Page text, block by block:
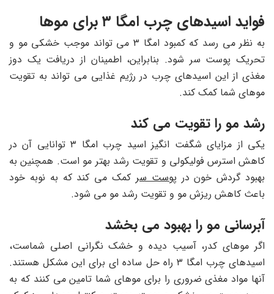
فواید اسیدهای چرب امگا ۳ برای موها
به نظر می رسد که کمبود امگا ۳ می تواند موجب خشکی مو و
تحریک پوست سر شود. بنابراین، اطمینان از دریافت یک دوز
مغذی از این اسیدهای چرب در رژیم غذایی می تواند به تقویت
موهای شما کمک کند.
رشد مو را تقویت می کند
یکی از مزایای شگفت انگیز اسید چرب امگا ۳ توانایی آن در
کاهش استرس فولیکولی و تقویت رشد بهتر مو است. همچنین به
بهبود گردش خون در پوست سر کمک می کند که به نوبه خود
باعث کاهش ریزش مو و تقویت رشد مو می شود.
آبرسانی مو را بهبود می بخشد
اگر موهای کدر، آسیب دیده و خشک نگرانی اصلی شماست،
اسیدهای چرب امگا ۳ راه حل ساده ای برای این مشکل هستند.
آنها مواد مغذی ضروری را برای موهای شما تامین می کنند که به